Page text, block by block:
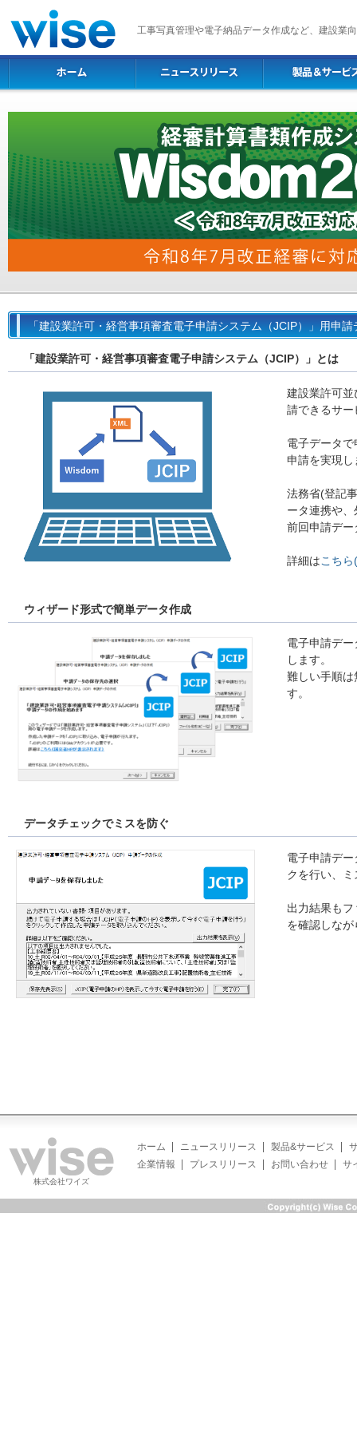
工事写真管理や電子納品データ作成など、建設業
「建設業許可・経営事項審査電子申請システム（JCIP）」用申
「建設業許可・経営事項審査電子申請システム（JCIP）」とは
建設業許可
請できるサー
電子データ
申請を実現し
法務省(登記
ータ連携や
前回申請デ
詳細はこち
ウィザード形式で簡単データ作成
電子申請デ
します。
難しい手順
す。
データチェックでミスを防ぐ
電子申請デ
クを行い、
出力結果も
を確認しな
株式会社ワイズ
ホーム ニュースリリース 製品&サービス
企業情報
プレスリリース お問い合わせ サ